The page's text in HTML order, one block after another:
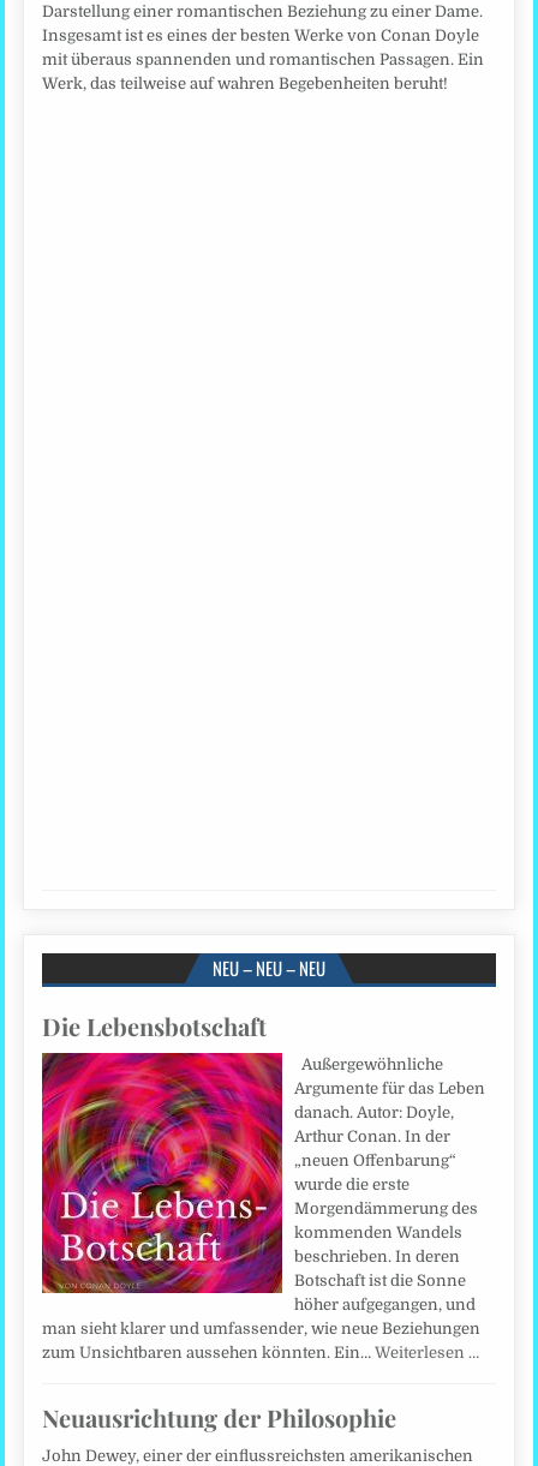
Darstellung einer romantischen Beziehung zu einer Dame.
Insgesamt ist es eines der besten Werke von Conan Doyle
mit überaus spannenden und romantischen Passagen. Ein
Werk, das teilweise auf wahren Begebenheiten beruht!
NEU – NEU – NEU
Die Lebensbotschaft
Außergewöhnliche
Argumente für das Leben
danach. Autor: Doyle,
Arthur Conan. In der
„neuen Offenbarung“
wurde die erste
Morgendämmerung des
kommenden Wandels
beschrieben. In deren
Botschaft ist die Sonne
höher aufgegangen, und
man sieht klarer und umfassender, wie neue Beziehungen
zum Unsichtbaren aussehen könnten. Ein…Weiterlesen …
Neuausrichtung der Philosophie
John Dewey, einer der einflussreichsten amerikanischen